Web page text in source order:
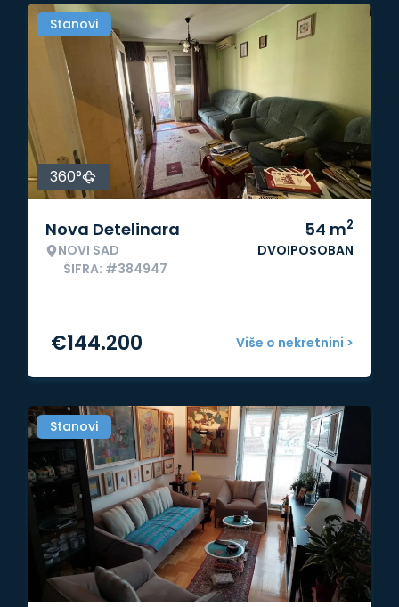
Stanovi
360°
Nova Detelinara
NOVI SAD
ŠIFRA: #384947
54 m2
DVOIPOSOBAN
Više o nekretnini >
€144.200
Stanovi